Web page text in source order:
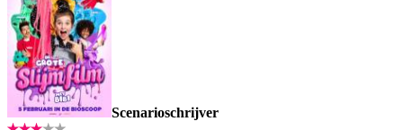
Scenarioschrijver